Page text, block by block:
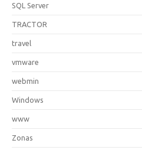
SQL Server
TRACTOR
travel
vmware
webmin
Windows
www
Zonas